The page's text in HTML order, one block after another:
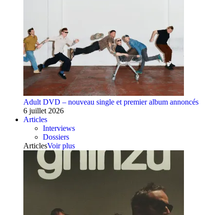
Adult DVD – nouveau single et premier album annoncés
6 juillet 2026
Articles
Interviews
Dossiers
ArticlesVoir plus